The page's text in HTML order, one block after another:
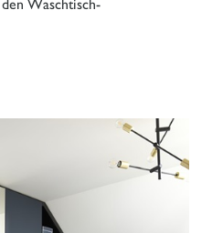
Waschtisch-